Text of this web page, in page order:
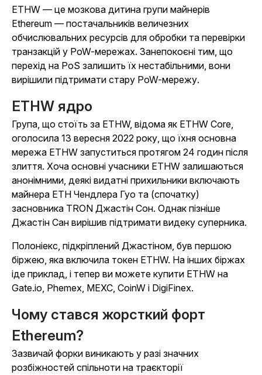
ETHW — це мозкова дитина групи майнерів
Ethereum — постачальників величезних
обчислювальних ресурсів для обробки та перевірки
транзакцій у PoW-мережах. Занепокоєні тим, що
перехід на PoS залишить їх нестабільними, вони
вирішили підтримати стару PoW-мережу.
ETHW ядро
Група, що стоїть за ETHW, відома як ETHW Core,
оголосила 13 вересня 2022 року, що їхня основна
мережа ETHW запуститься протягом 24 годин після
злиття. Хоча основні учасники ETHW залишаються
анонімними, деякі видатні прихильники включають
майнера ETH Чендлера Гуо та (спочатку)
засновника TRON Джастін Сон. Однак пізніше
Джастін Сан вирішив підтримати видеку суперника.
Полоніекс, підкріплений Джастіном, був першою
біржею, яка включила токен ETHW. На інших біржах
іде приклад, і тепер ви можете купити ETHW на
Gate.io, Phemex, MEXC, CoinW і DigiFinex.
Чому стався жорсткий форт
Ethereum?
Зазвичай форки виникають у разі значних
розбіжностей спільноти на траєкторії